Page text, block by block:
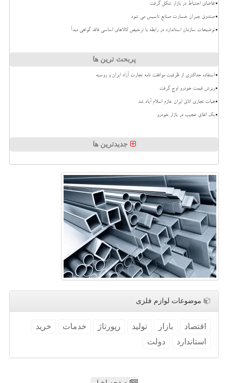
تقاضای احتیاط در بازار شکل گرفت
صندوق جبران خسارت صنایع تاسیس می شود
توضیحات سازمان استاندارد در رابطه با ترخیص کالاهای اساسی فاقد گواهی مبدأ
پربحث ترین ها
استفاده حداکثری از ظرفیت موافقت نامه تجارت آزاد ایران و روسیه
ریزش قیمت خودرو اوج گرفت
هیات تجاری اتاق ایران عازم اسلام آباد شد
بک اتفاق عجیب در بازار خودرو
جدیدترین ها
موضوعات لوازم فلزی
اقتصاد بازار تولید رپورتاژ خدمات
خرید
استاندارد
دولت